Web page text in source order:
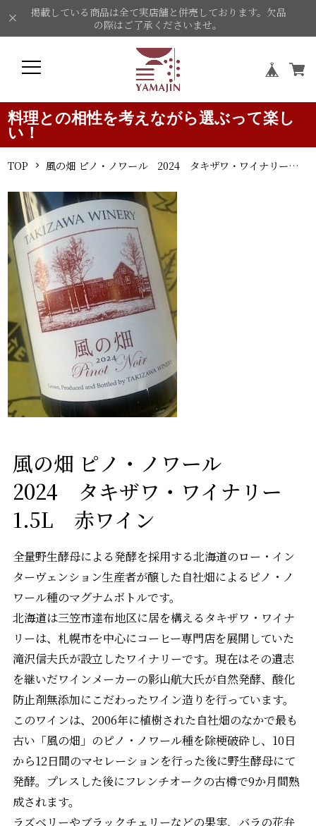
掲載している商品は全て実店舗と併売しております。欠品
の際はご了承くださいませ。
料理との相性を考えながら選ぶって楽し
い！
TOP 風の畑 ピノ・ノワール 2024 タキザワ・ワイナリー 1.5L 赤ワイン
風の畑 ピノ・ノワール
2024 タキザワ・ワイナリー
1.5L 赤ワイン
全量野生酵母による発酵を採用する北海道のロー・イン
ターヴェンション生産者が醸した自社畑によるピノ・ノ
ワール種のマグナムボトルです。
北海道は三笠市達布地区に居を構えるタキザワ・ワイナ
リーは、札幌市を中心にコーヒー専門店を展開していた
滝沢信夫氏が設立したワイナリーです。現在はその遺志
を継いだワインメーカーの影山航大氏が自然発酵、酸化
防止剤無添加にこだわったワイン造りを行っています。
このワインは、2006年に植樹された自社畑のなかで最も
古い「風の畑」のピノ・ノワール種を除梗破砕し、10日
から12日間のマセレーションを行った後に野生酵母にて
発酵。プレスした後にフレンチオークの古樽で9か月間熟
成されます。
ラズベリーやブラックチェリーなどの果実、バラの花弁